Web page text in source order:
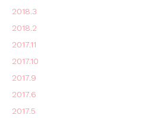
2018.3
2018.2
2017.11
2017.10
2017.9
2017.6
2017.5